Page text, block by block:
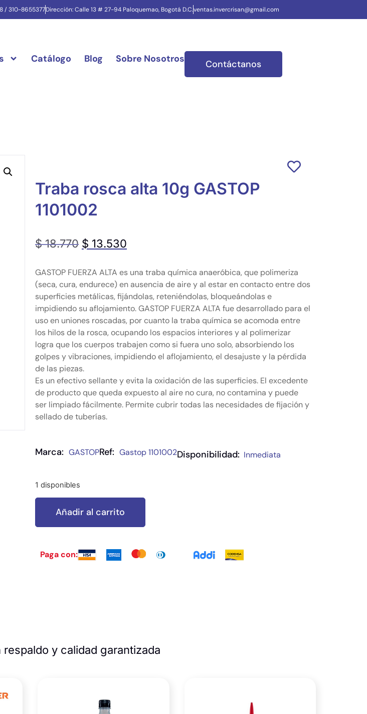
/ 310-8655377Dirección: Calle 13 # 27-94 Paloquemao, Bogotá D.C.ventas.invercrisan@gmail.com
Catálogo Blog Sobre Nosotros Contáctanos
Traba rosca alta 10g GASTOP
1101002
$18.770 $ 13.530
GASTOP FUERZA ALTA es una traba química anaeróbica, que polimeriza
(seca, cura, endurece) en ausencia de aire y al estar en contacto entre dos
superficies metálicas, fijándolas, reteniéndolas, bloqueándolas e
impidiendo su aflojamiento. GASTOP FUERZA ALTA fue desarrollado para el
uso en uniones roscadas, por cuanto la traba química se acomoda entre
los hilos de la rosca, ocupando los espacios interiores y al polimerizar
logra que los cuerpos trabajen como si fuera uno solo, absorbiendo los
golpes y vibraciones, impidiendo el aflojamiento, el desajuste y la pérdida
de las piezas.
Es un efectivo sellante y evita la oxidación de las superficies. El excedente
de producto que queda expuesto al aire no cura, no contamina y puede
ser limpiado fácilmente. Permite cubrir todas las necesidades de fijación y
sellado de tuberías.
Marca: GASTOPRef: Gastop 1101002Disponibilidad: Inmediata
1 disponibles
Añadir al carrito
Paga con:
y calidad garantizada